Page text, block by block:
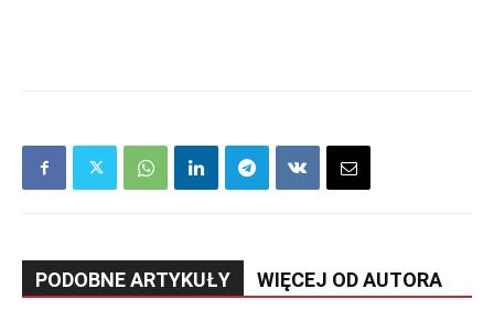
PODOBNE ARTYKUŁY WIĘCEJ OD AUTORA